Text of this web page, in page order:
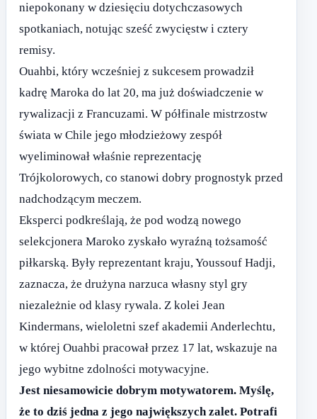
niepokonany w dziesięciu dotychczasowych
spotkaniach, notując sześć zwycięstw i cztery
remisy.
Ouahbi, który wcześniej z sukcesem prowadził
kadrę Maroka do lat 20, ma już doświadczenie w
rywalizacji z Francuzami. W półfinale mistrzostw
świata w Chile jego młodzieżowy zespół
wyeliminował właśnie reprezentację
Trójkolorowych, co stanowi dobry prognostyk przed
nadchodzącym meczem.
Eksperci podkreślają, że pod wodzą nowego
selekcjonera Maroko zyskało wyraźną tożsamość
piłkarską. Były reprezentant kraju, Youssouf Hadji,
zaznacza, że drużyna narzuca własny styl gry
niezależnie od klasy rywala. Z kolei Jean
Kindermans, wieloletni szef akademii Anderlechtu,
w której Ouahbi pracował przez 17 lat, wskazuje na
jego wybitne zdolności motywacyjne.
Jest niesamowicie dobrym motywatorem. Myślę,
że to dziś jedna z jego największych zalet. Potrafi